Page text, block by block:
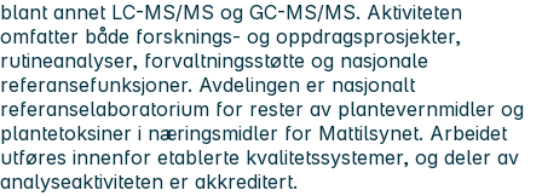
blant annet LC-MS/MS og GC-MS/MS. Aktiviteten
omfatter både forsknings- og oppdragsprosjekter,
rutineanalyser, forvaltningsstøtte og nasjonale
referansefunksjoner. Avdelingen er nasjonalt
referanselaboratorium for rester av plantevernmidler og
plantetoksiner i næringsmidler for Mattilsynet. Arbeidet
utføres innenfor etablerte kvalitetssystemer, og deler av
analyseaktiviteten er akkreditert.